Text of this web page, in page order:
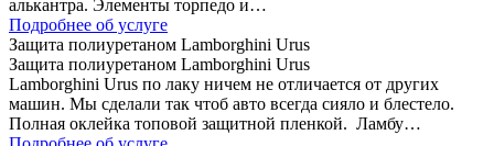
алькантра. Элементы торпедо и…
Подробнее об услуге
Защита полиуретаном Lamborghini Urus
Защита полиуретаном Lamborghini Urus
Lamborghini Urus по лаку ничем не отличается от других
машин. Мы сделали так чтоб авто всегда сияло и блестело.
Полная оклейка топовой защитной пленкой. Ламбу…